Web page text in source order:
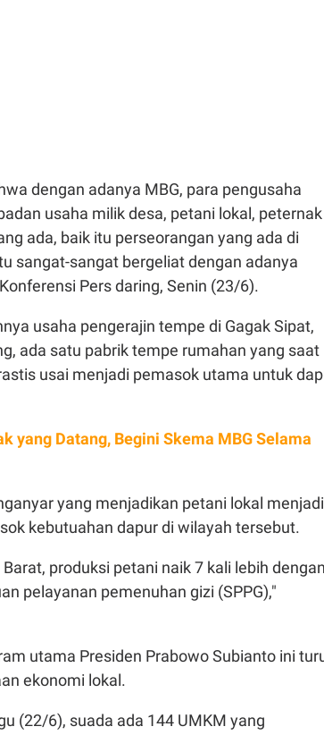
dengan adanya MBG, para pengusaha
usaha milik desa, petani lokal, peternak
ada, baik itu perseorangan yang ada di
sangat-sangat bergeliat dengan adanya
Pers daring, Senin (23/6).
usaha pengerajin tempe di Gagak Sipat,
ada satu pabrik tempe rumahan yang saat
usai menjadi pemasok utama untuk
yang Datang, Begini Skema MBG Selama
yang menjadikan petani lokal menjadi
kebutuahan dapur di wilayah tersebut.
produksi petani naik 7 kali lebih dengan
pelayanan pemenuhan gizi (SPPG),"
utama Presiden Prabowo Subianto ini
ekonomi lokal.
(22/6), suada ada 144 UMKM yang